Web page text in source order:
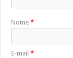
Nome*
E-mail*